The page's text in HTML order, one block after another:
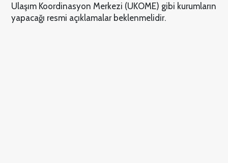
Ulaşım Koordinasyon Merkezi (UKOME) gibi kurumların
yapacağı resmi açıklamalar beklenmelidir.